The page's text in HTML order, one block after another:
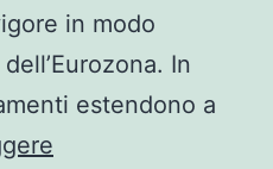
in modo
In
estendono a